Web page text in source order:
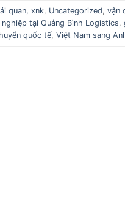
quan, xnk Uncategorized vận
nghiệp tại Quảng Bình Logistics
quốc tế, Việt Nam sang